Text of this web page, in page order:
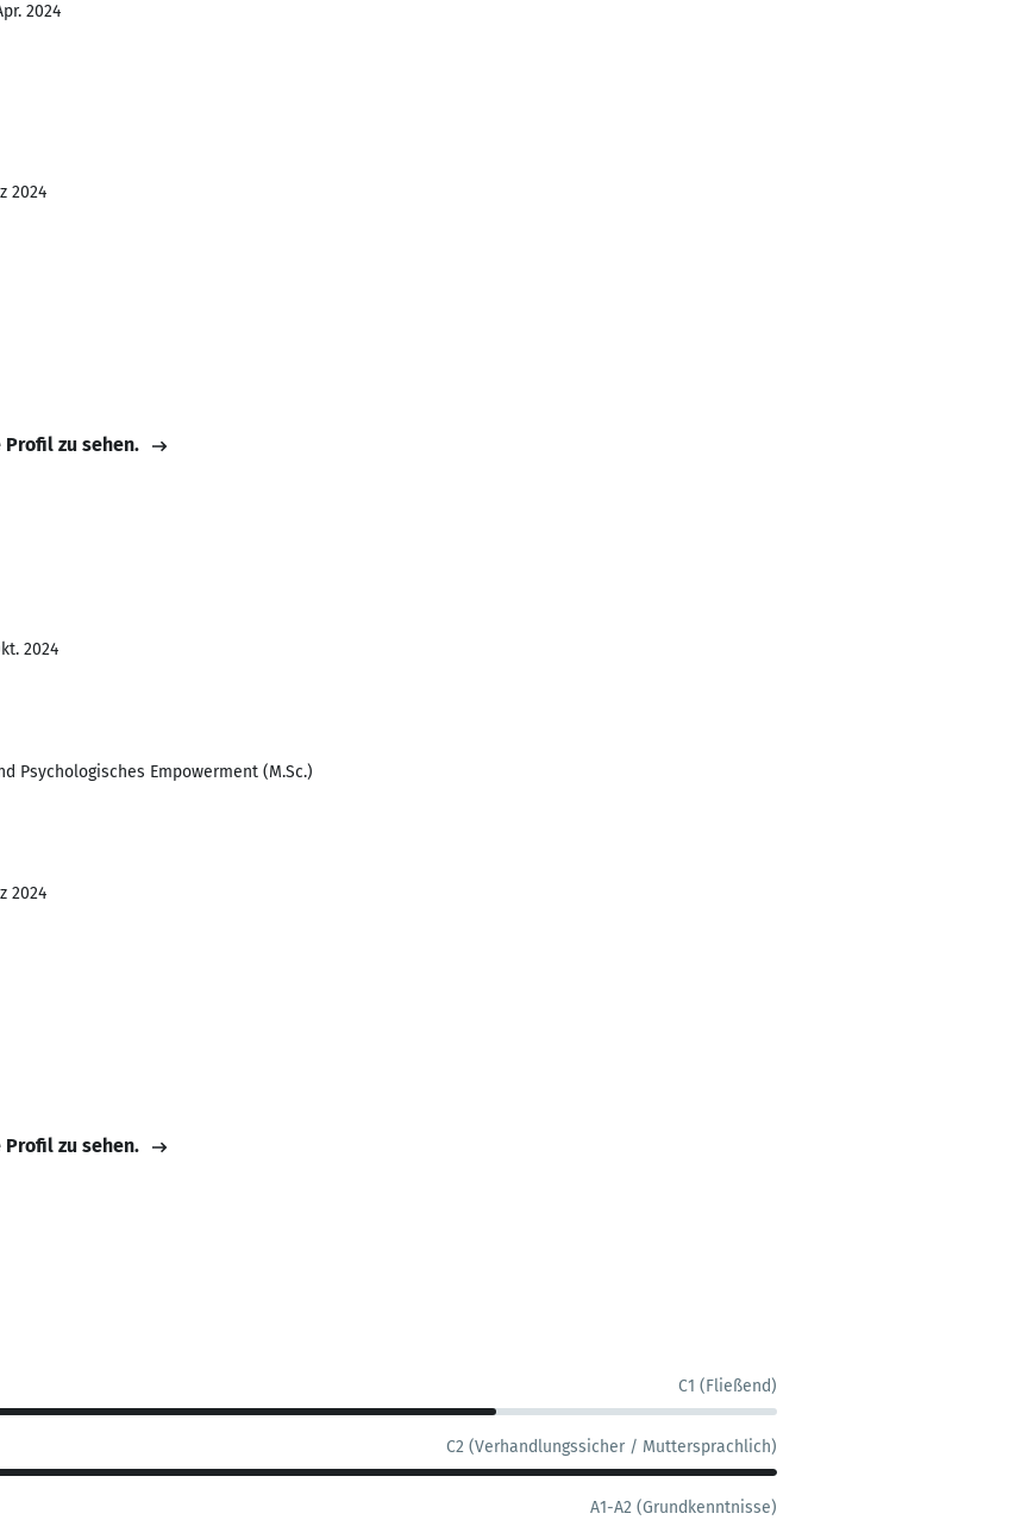
2024
2024
Profil zu sehen.
2024
Psychologisches Empowerment (M.Sc.)
2024
Profil zu sehen.
C1 (Fließend)
C2 (Verhandlungssicher / Muttersprachlich)
A1-A2 (Grundkenntnisse)